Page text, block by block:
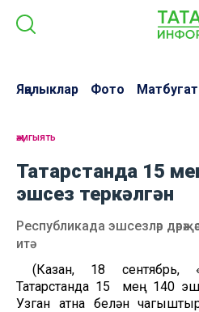
Яңалыклар Фото
җәмгыять
Татарстанда 15
эшсез теркәлгән
Республикада эшсезләр
итә
(Казан, 18 сентябрь,
Татарстанда 15 мең 140
Узган атна белән